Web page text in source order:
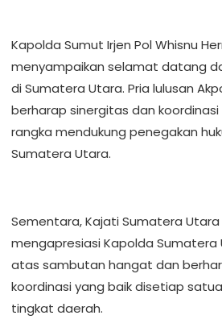
‎Kapolda Sumut Irjen Pol Whisnu
menyampaikan selamat datang
di Sumatera Utara. Pria lulusan
berharap sinergitas dan
rangka mendukung penegakan
Sumatera Utara.
‎Sementara, Kajati Sumatera Utara
mengapresiasi Kapolda Sumatera
atas sambutan hangat dan
koordinasi yang baik disetiap
tingkat daerah.